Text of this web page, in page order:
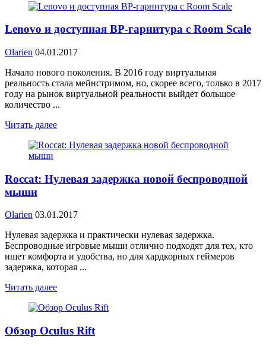
Lenovo и доступная ВР-гарнитура с Room Scale
Olarien 04.01.2017
Начало нового поколения. В 2016 году виртуальная
реальность стала мейнстримом, но, скорее всего, только в 2017
году на рынок виртуальной реальности выйдет большое
количество ...
Читать далее
Roccat: Нулевая задержка новой беспроводной
мыши
Olarien 03.01.2017
Нулевая задержка и практически нулевая задержка.
Беспроводные игровые мыши отлично подходят для тех, кто
ищет комфорта и удобства, но для хардкорных геймеров
задержка, которая ...
Читать далее
Обзор Oculus Rift